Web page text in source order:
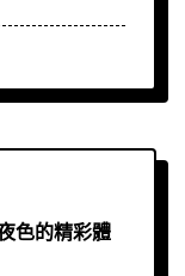
色的精彩體